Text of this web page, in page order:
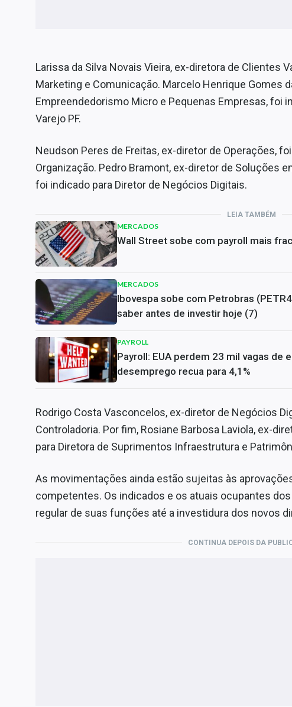
Larissa da Silva Novais Vieira, ex-diretora de Clientes
Marketing e Comunicação. Marcelo Henrique Gomes
Empreendedorismo Micro e Pequenas Empresas, foi
Varejo PF.
Neudson Peres de Freitas, ex-diretor de Operações,
Organização. Pedro Bramont, ex-diretor de Soluções
foi indicado para Diretor de Negócios Digitais.
LEIA TAMBÉM
MERCADOS
Wall Street sobe com payroll mais
MERCADOS
Ibovespa sobe com Petrobras
saber antes de investir hoje (7)
PAYROLL
Payroll: EUA perdem 23 mil vagas de
desemprego recua para 4,1%
Rodrigo Costa Vasconcelos, ex-diretor de Negócios
Controladoria. Por fim, Rosiane Barbosa Laviola, ex-
para Diretora de Suprimentos Infraestrutura e
As movimentações ainda estão sujeitas às
competentes. Os indicados e os atuais ocupantes
regular de suas funções até a investidura dos novos
CONTINUA DEPOIS DA